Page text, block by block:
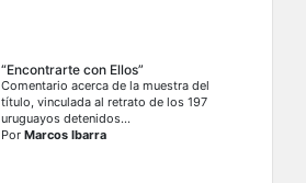
“Encontrarte con Ellos”
Comentario acerca de la muestra del
título, vinculada al retrato de los 197
uruguayos detenidos...
PorMarcos Ibarra